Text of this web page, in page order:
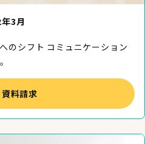
3月
のシフト コミュニケーション
資料請求